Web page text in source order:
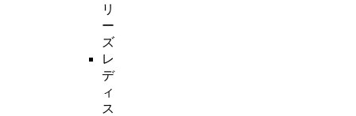
リ
ー
ズ
レ
デ
ィ
ス